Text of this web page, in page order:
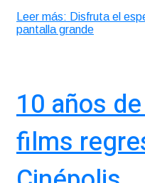
Leer más: Disfruta el
pantalla grande
10 años
films